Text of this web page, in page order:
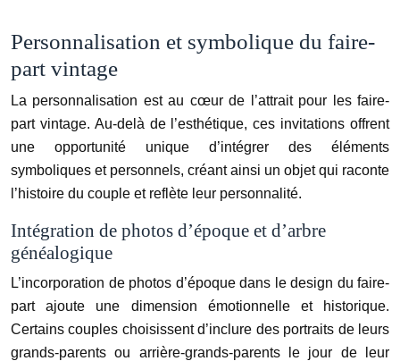
Personnalisation et symbolique du faire-
part vintage
La personnalisation est au cœur de l’attrait pour les faire-
part vintage. Au-delà de l’esthétique, ces invitations offrent
une opportunité unique d’intégrer des éléments
symboliques et personnels, créant ainsi un objet qui raconte
l’histoire du couple et reflète leur personnalité.
Intégration de photos d’époque et d’arbre
généalogique
L’incorporation de photos d’époque dans le design du faire-
part ajoute une dimension émotionnelle et historique.
Certains couples choisissent d’inclure des portraits de leurs
grands-parents ou arrière-grands-parents le jour de leur